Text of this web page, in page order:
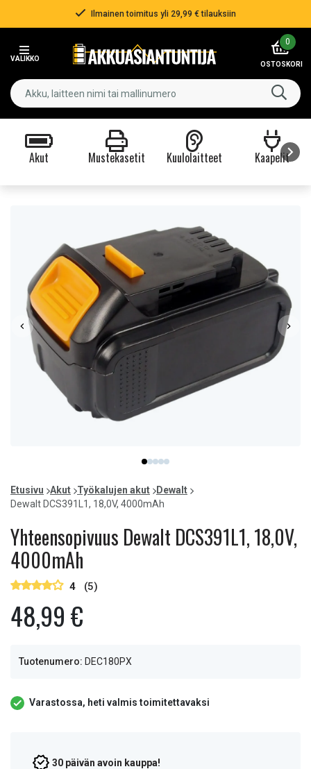
Ilmainen toimitus yli 29,99 € tilauksiin
VALIKKO
0
OSTOSKORI
Akut Mustekasetit Kuulolaitteet Kaapelit
item
0
item
1
item
2
item
3
item
4
of
5
Etusivu Akut Työkalujen akut
Dewalt
Dewalt DCS391L1, 18,0V, 4000mAh
Yhteensopivuus Dewalt DCS391L1, 18,0V,
4000mAh
4 (5)
48,99 €
Tuotenumero: DEC180PX
Varastossa, heti valmis toimitettavaksi
30 päivän avoin kauppa!